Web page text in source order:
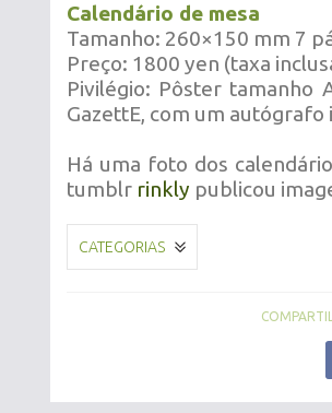
Calendário de mesa
Tamanho: 260×150 mm 7
Preço: 1800 yen (taxa
Pivilégio: Pôster
GazettE, com um
Há uma foto dos
tumblr rinkly publicou
CATEGORIAS